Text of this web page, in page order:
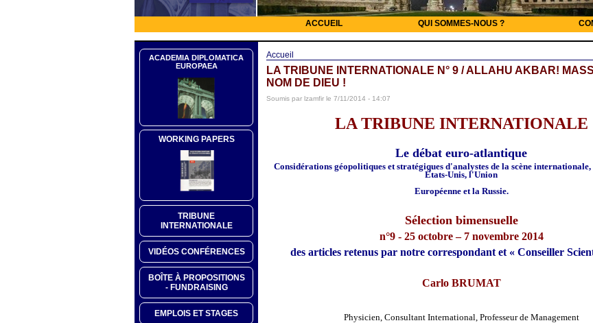
ACCUEIL QUI SOMMES-NOUS ?
ACADEMIA DIPLOMATICA
EUROPAEA
WORKING PAPERS
TRIBUNE
INTERNATIONALE
VIDÉOS CONFÉRENCES
BOÎTE À PROPOSITIONS
- FUNDRAISING
EMPLOIS ET STAGES
Accueil
LA TRIBUNE INTERNATIONALE N° 9 / ALLAHU AKBAR!
NOM DE DIEU !
Soumis par lzamfir le 7/11/2014 - 14:07
LA TRIBUNE INTERNATIONALE
Le débat euro-atlantique
Considérations géopolitiques et stratégiques d'analystes de la scène
États-Unis, l'Union
Européenne et la Russie.
Sélection bimensuelle
n°9 - 25 octobre – 7 novembre 2014
des articles retenus par notre correspondant et « Conseiller
Carlo BRUMAT
Physicien, Consultant International, Professeur de Management